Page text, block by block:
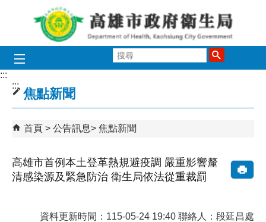
跳到主要內容區塊
尋
:::
:::
焦點新聞
首頁 公告訊息 焦點新聞
高雄市首例本土登革熱規避疫調 嚴重影響釐
清感染源及緊急防治 衛生局依法從重裁罰
資料更新時間：115-05-24 19:40 聯絡人：段延昌處